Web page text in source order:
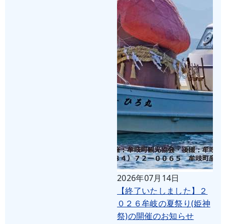
2026年07月14日
【終了いたしました】２
０２６牟岐の夏祭り(姫神
祭)の開催のお知らせ